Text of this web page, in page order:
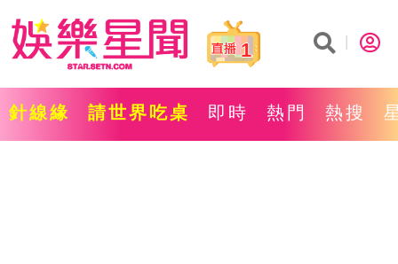
1
針線緣 請世界吃桌 即時 熱門 熱搜